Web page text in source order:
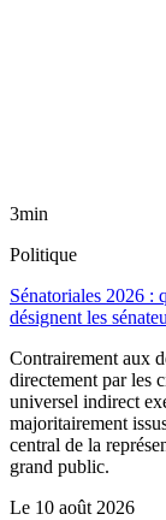
3min
Politique
Sénatoriales 2026 :
désignent les
Contrairement aux
directement par les
universel indirect
majoritairement
central de la
grand public.
Le 10 août 2026